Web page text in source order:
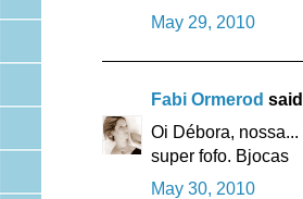
May 29, 2010
Fabi Ormerod
Oi Débora,
super fofo. Bjocas
May 30, 2010